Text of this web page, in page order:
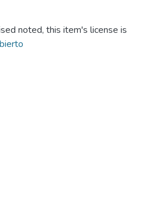
noted, this item's license is